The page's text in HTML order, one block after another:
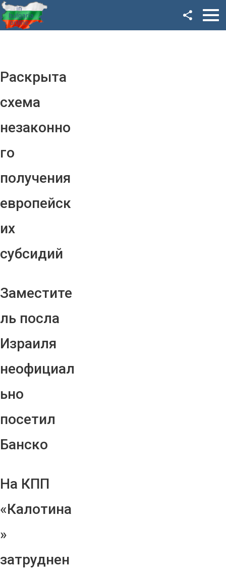
Раскрыта
схема
незаконно
го
получения
европейск
их
субсидий
Заместите
ль посла
Израиля
неофициал
ьно
посетил
Банско
На КПП
«Калотина
»
затруднен